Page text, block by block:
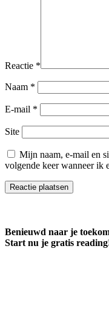
Reactie *
Naam *
E-mail *
Site
Mijn naam, e-mail en
volgende keer wanneer ik
Benieuwd naar je
Start nu je gratis